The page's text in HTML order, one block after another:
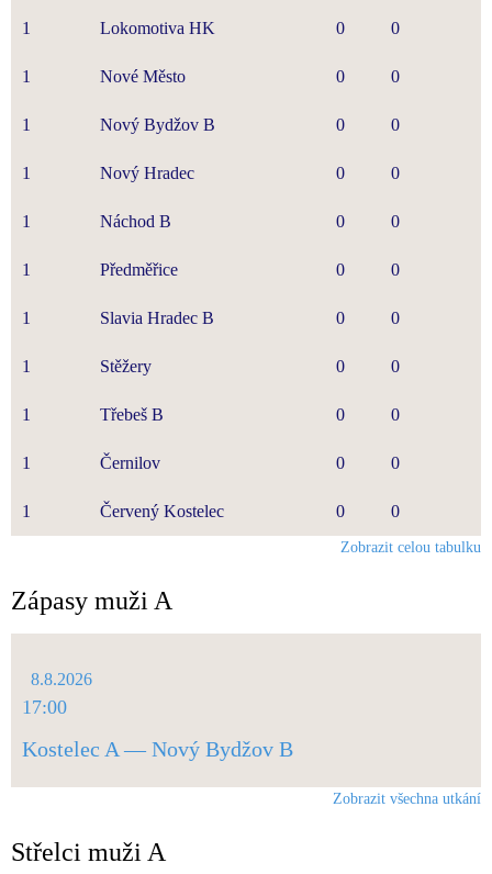
1 Lokomotiva HK 0 0
1 Nové Město 0 0
1 Nový Bydžov B 0 0
1 Nový Hradec 0 0
1 Náchod B 0 0
1 Předměřice 0 0
1 Slavia Hradec B 0 0
1 Stěžery 0 0
1 Třebeš B 0 0
1 Černilov 0 0
1 Červený Kostelec 0 0
Zobrazit celou tabulku
Zápasy muži A
8.8.2026
17:00
Kostelec A — Nový Bydžov B
Zobrazit všechna utkání
Střelci muži A